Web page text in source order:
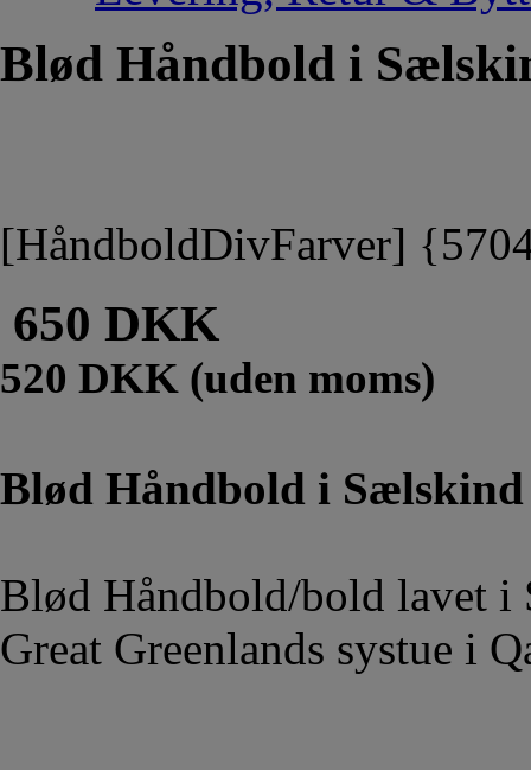
Blød Håndbold i
[HåndboldDivFarver]
650 DKK
520 DKK (uden moms)
Blød Håndbold i
Blød Håndbold/bold lavet i
Great Greenlands systue i